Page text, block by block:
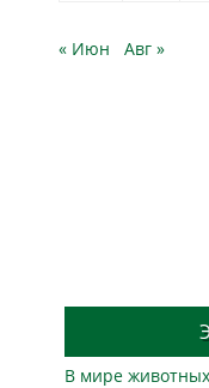
« Июн Авг »
В мире